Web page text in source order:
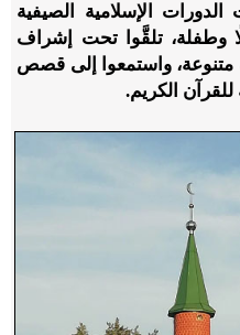
الإسلامية الصيفية
بمشاركة نحو 50 طفلًا وطفلة، تلقَّوا تحت إشراف
متنوعة، واستمعوا إلى قصص
للقرآن الكريم.